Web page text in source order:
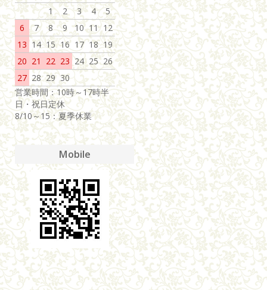
1
2 3 4
5
6
7 8 9 10 11 12
13 14 15 16 17 18 19
20 21 22 23 24 25 26
27 28 29 30
営業時間：10時～17時半
日・祝日定休
8/10～15：夏季休業
Mobile